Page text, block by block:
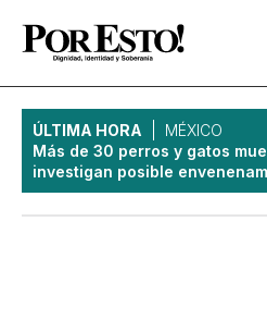
ÚLTIMA HORA
MÉXICO
Más de 30 perros y gatos
investigan posible